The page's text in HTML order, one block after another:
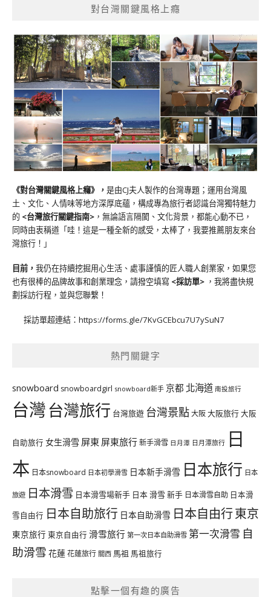
對台灣關鍵風格上癮
《對台灣關鍵風格上癮》 ， 是由CJ夫人製作的台灣專題；運用台灣風
土、文化、人情味等地方深厚底蘊，構成專為旅行者認識台灣獨特魅力
的 <台灣旅行關鍵指南> ，無論語言隔閡、文化背景，都能心動不已，
同時由衷稱道「哇！這是一種全新的感受，太棒了，我要推薦朋友來台
灣旅行！」
目前， 我仍在持續挖掘用心生活、處事謹慎的匠人職人創業家，如果您
也有很棒的品牌故事和創業理念，請撥空填寫 <採訪單> ，我將盡快規
劃採訪行程，並與您聯繫！
採訪單超連結： https://forms.gle/7KvGCEbcu7U7ySuN7
熱門關鍵字
snowboard snowboardgirl snowboard新手 京都 北海道 南投旅行
台灣台灣旅行 台灣旅遊 台灣景點大阪大阪旅行大阪
自助旅行 女生滑雪 屏東 屏東旅行新手滑雪 日月潭 日月潭旅行 日
本 日本snowboard 日本初學滑雪 日本新手滑雪 日本旅行 日本
旅遊 日本滑雪 日本滑雪場新手 日本 滑雪 新手 日本滑雪自助 日本滑
雪自由行 日本自助旅行 日本自助滑雪 日本自由行東京
東京旅行 東京自由行 滑雪旅行 第一次日本自助滑雪 第一次滑雪 自
助滑雪 花蓮花蓮旅行 關西 馬祖 馬祖旅行
點擊一個有趣的廣告